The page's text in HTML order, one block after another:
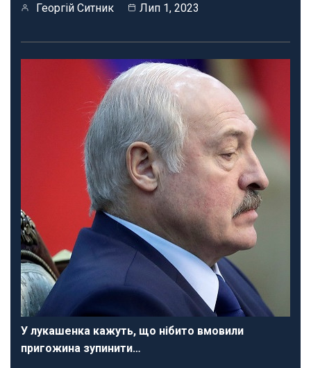
Георгій Ситник Лип 1, 2023
У лукашенка кажуть, що нібито вмовили
пригожина зупинити…